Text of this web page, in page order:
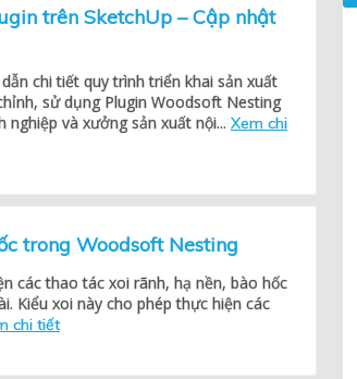
trên SketchUp – Cập nhật
chi tiết quy trình triển khai sản xuất
sử dụng Plugin Woodsoft Nesting
và xưởng sản xuất nội... Xem chi
trong Woodsoft Nesting
các thao tác xoi rãnh, hạ nền, bào hốc
Kiểu xoi này cho phép thực hiện các
chi tiết